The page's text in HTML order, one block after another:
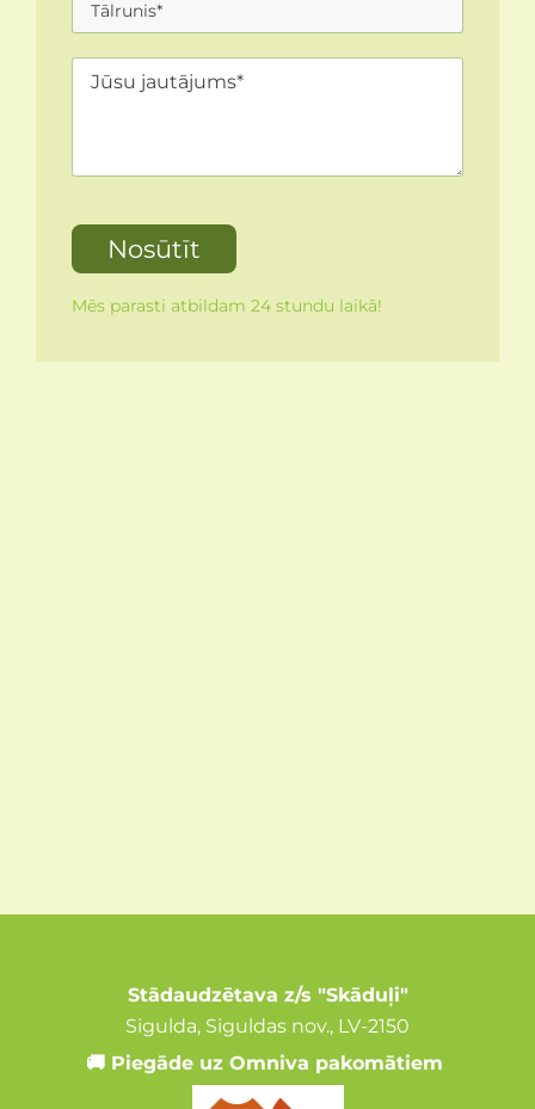
Mēs parasti atbildam 24 stundu laikā!
Stādaudzētava z/s "Skāduļi"
Sigulda, Siguldas nov., LV-2150
🚚 Piegāde uz Omniva pakomātiem